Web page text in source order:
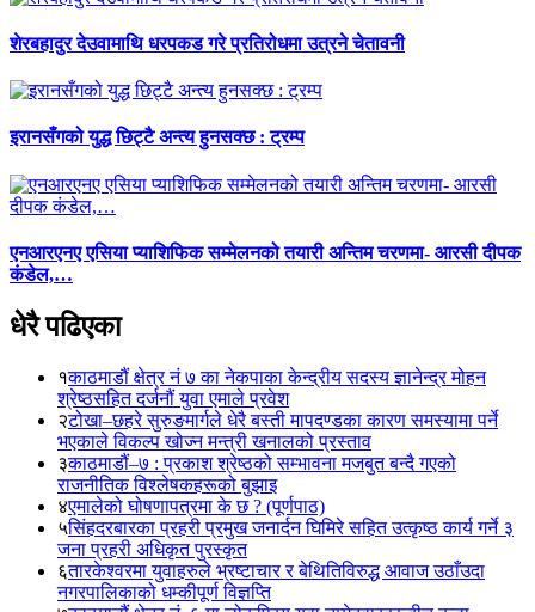
शेरबहादुर देउवामाथि धरपकड गरे प्रतिरोधमा उत्रने चेतावनी
इरानसँगको युद्ध छिट्टै अन्त्य हुनसक्छ : ट्रम्प
एनआरएनए एसिया प्याशिफिक सम्मेलनको तयारी अन्तिम चरणमा- आरसी दीपक
कंडेल,…
धेरै पढिएका
१काठमाडौं क्षेत्र नं ७ का नेकपाका केन्द्रीय सदस्य ज्ञानेन्द्र मोहन
श्रेष्ठसहित दर्जनौं युवा एमाले प्रवेश
२टोखा–छहरे सुरुङमार्गले धेरै बस्ती मापदण्डका कारण समस्यामा पर्ने
भएकाले विकल्प खोज्न मन्त्री खनालको प्रस्ताव
३काठमाडौं–७ : प्रकाश श्रेष्ठको सम्भावना मजबुत बन्दै गएको
राजनीतिक विश्लेषकहरूको बुझाइ
४एमालेको घोषणापत्रमा के छ ? (पूर्णपाठ)
५सिंहदरबारका प्रहरी प्रमुख जनार्दन घिमिरे सहित उत्कृष्ठ कार्य गर्ने ३
जना प्रहरी अधिकृत पुरस्कृत
६तारकेश्वरमा युवाहरुले भ्रष्टाचार र बेथितिविरुद्ध आवाज उठाँउदा
नगरपालिकाको धम्कीपूर्ण विज्ञप्ति